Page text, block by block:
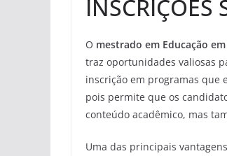
INSCRIÇÕES
O mestrado em Educação
traz oportunidades valiosas
inscrição em programas que
pois permite que os
conteúdo acadêmico, mas
Uma das principais